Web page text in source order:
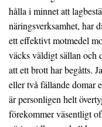
hålla i minnet att
näringsverksamhet, har
ett effektivt motmedel
väcks väldigt sällan och
att ett brott har begåtts.
eller två fällande domar
är personligen helt
förekommer väsentligt